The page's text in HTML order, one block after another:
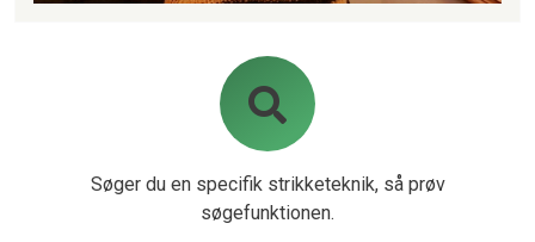
Søger du en specifik strikketeknik, så prøv
søgefunktionen.